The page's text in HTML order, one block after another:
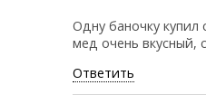
Одну баночку купил
мед очень вкусный,
Ответить